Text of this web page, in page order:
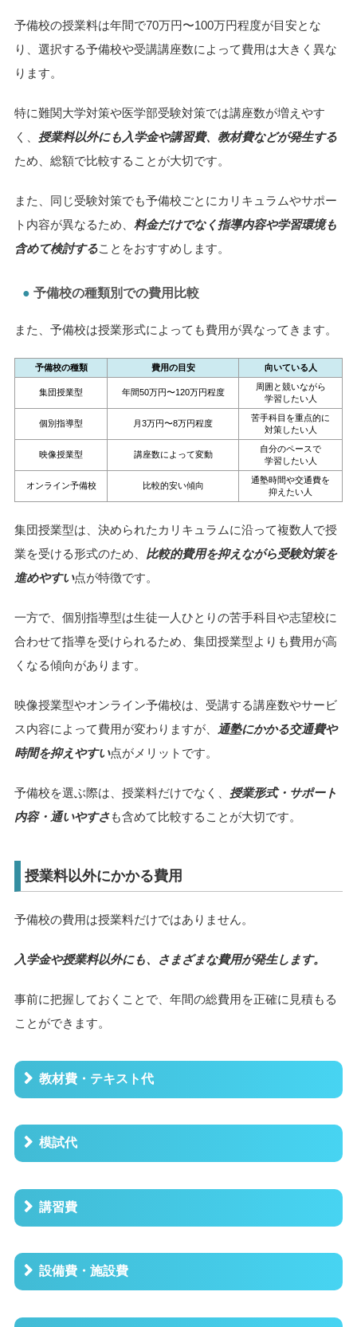
予備校の授業料は年間で70万円〜100万円程度が目安とな
り、選択する予備校や受講講座数によって費用は大きく異な
ります。
特に難関大学対策や医学部受験対策では講座数が増えやす
く、 授業料以外にも入学金や講習費、教材費などが発生する
ため、総額で比較することが大切です。
また、同じ受験対策でも予備校ごとにカリキュラムやサポー
ト内容が異なるため、 料金だけでなく指導内容や学習環境も
含めて検討することをおすすめします。
予備校の種類別での費用比較
また、予備校は授業形式によっても費用が異なってきます。
予備校の種類 費用の目安 向いている人
集団授業型 年間50万円〜120万円程度
周囲と競いながら
学習したい人
個別指導型 月3万円〜8万円程度
苦手科目を重点的に
対策したい人
映像授業型 講座数によって変動
自分のペースで
学習したい人
オンライン予備校 比較的安い傾向
通塾時間や交通費を
抑えたい人
集団授業型は、決められたカリキュラムに沿って複数人で授
業を受ける形式のため、 比較的費用を抑えながら受験対策を
進めやすい点が特徴です。
一方で、個別指導型は生徒一人ひとりの苦手科目や志望校に
合わせて指導を受けられるため、集団授業型よりも費用が高
くなる傾向があります。
映像授業型やオンライン予備校は、受講する講座数やサービ
ス内容によって費用が変わりますが、
通塾にかかる交通費や
時間を抑えやすい点がメリットです。
予備校を選ぶ際は、授業料だけでなく、 授業形式・サポート
内容・通いやすさも含めて比較することが大切です。
授業料以外にかかる費用
予備校の費用は授業料だけではありません。
入学金や授業料以外にも、さまざまな費用が発生します。
事前に把握しておくことで、年間の総費用を正確に見積もる
ことができます。
教材費・テキスト代
模試代
講習費
設備費・施設費